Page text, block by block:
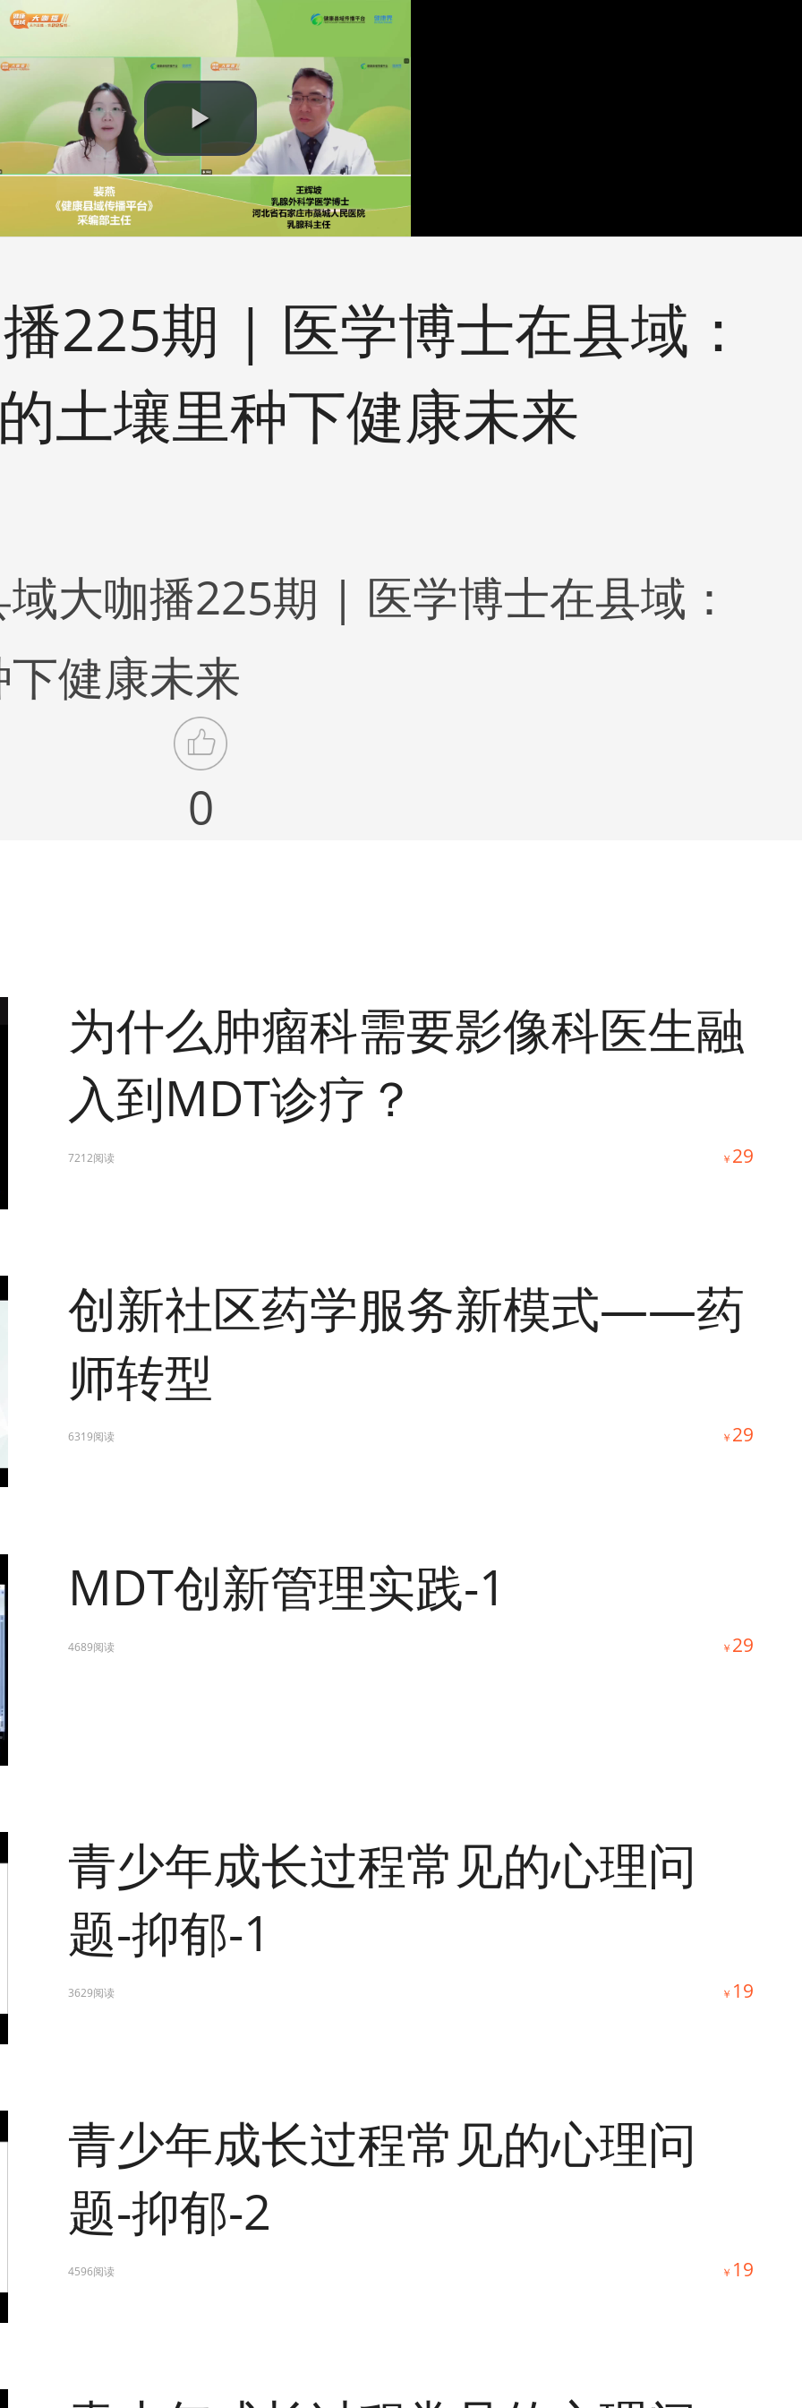
225期 | 医学博士在县域：
土壤里种下健康未来
大咖播225期 | 医学博士在县域：
健康未来
0
为什么肿瘤科需要影像科医生融
入到MDT诊疗？
7212阅读 ￥ 29
创新社区药学服务新模式——药
师转型
6319阅读 ￥ 29
MDT创新管理实践-1
4689阅读 ￥ 29
青少年成长过程常见的心理问
题-抑郁-1
3629阅读 ￥ 19
青少年成长过程常见的心理问
题-抑郁-2
4596阅读 ￥ 19